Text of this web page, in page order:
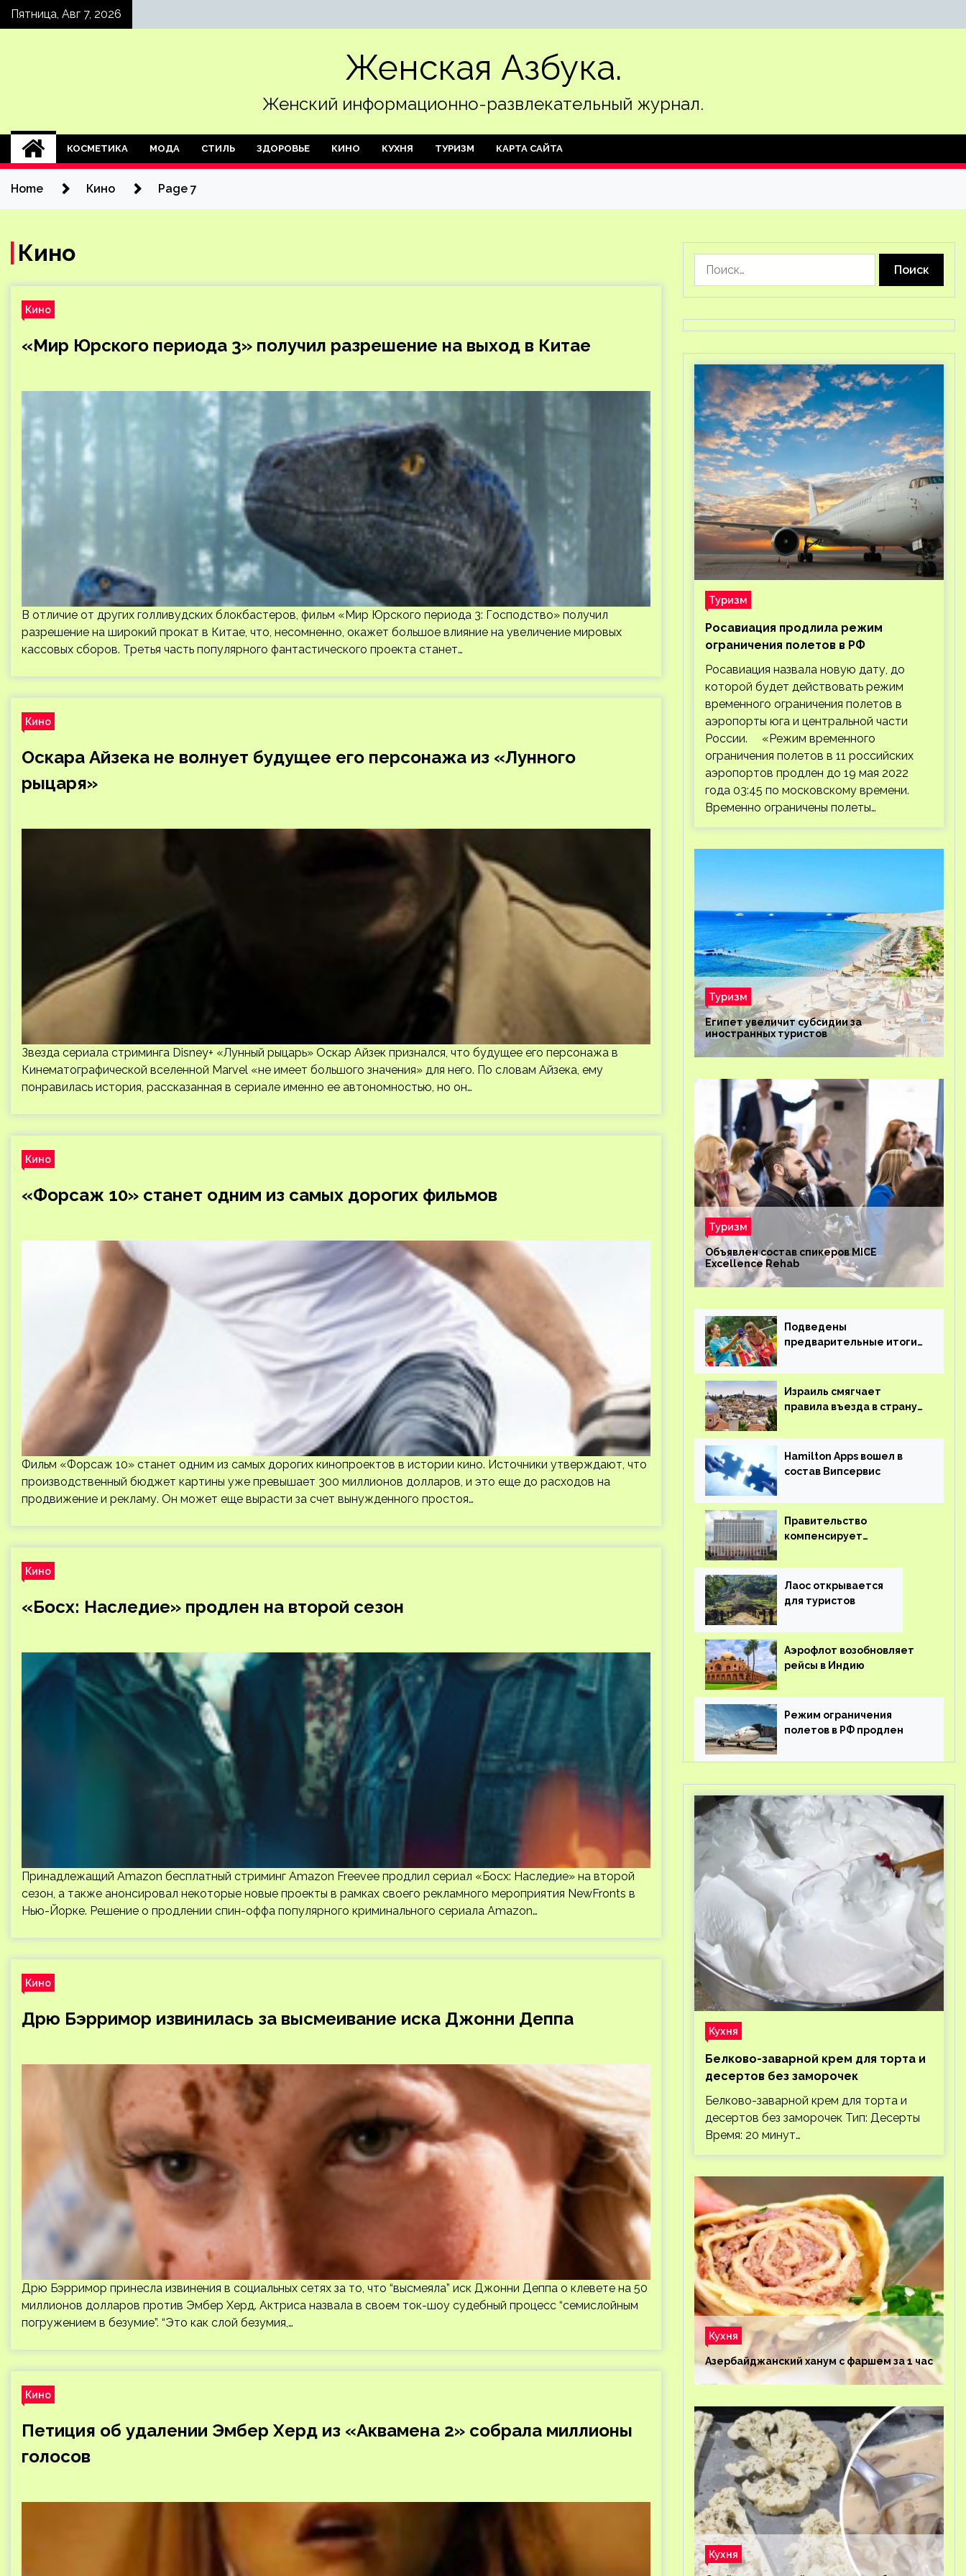
SkipПятница, Авг 7, 2026
Женская Азбука.
Женский информационно-развлекательный журнал.
КОСМЕТИКА МОДА СТИЛЬ ЗДОРОВЬЕ КИНО КУХНЯ ТУРИЗМ КАРТА САЙТА
Home Кино Page 7
Кино
Кино
«Мир Юрского периода 3» получил разрешение на выход в Китае
В отличие от других голливудских блокбастеров, фильм «Мир Юрского периода 3: Господство» получил
разрешение на широкий прокат в Китае, что, несомненно, окажет большое влияние на увеличение мировых
кассовых сборов. Третья часть популярного фантастического проекта станет…
Кино
Оскара Айзека не волнует будущее его персонажа из «Лунного
рыцаря»
Звезда сериала стриминга Disney+ «Лунный рыцарь» Оскар Айзек признался, что будущее его персонажа в
Кинематографической вселенной Marvel «не имеет большого значения» для него. По словам Айзека, ему
понравилась история, рассказанная в сериале именно ее автономностью, но он…
Кино
«Форсаж 10» станет одним из самых дорогих фильмов
Фильм «Форсаж 10» станет одним из самых дорогих кинопроектов в истории кино. Источники утверждают, что
производственный бюджет картины уже превышает 300 миллионов долларов, и это еще до расходов на
продвижение и рекламу. Он может еще вырасти за счет вынужденного простоя…
Кино
«Босх: Наследие» продлен на второй сезон
Принадлежащий Amazon бесплатный стриминг Amazon Freevee продлил сериал «Босх: Наследие» на второй
сезон, а также анонсировал некоторые новые проекты в рамках своего рекламного мероприятия NewFronts в
Нью-Йорке. Решение о продлении спин-оффа популярного криминального сериала Amazon…
Кино
Дрю Бэрримор извинилась за высмеивание иска Джонни Деппа
Дрю Бэрримор принесла извинения в социальных сетях за то, что “высмеяла” иск Джонни Деппа о клевете на 50
миллионов долларов против Эмбер Херд. Актриса назвала в своем ток-шоу судебный процесс “семислойным
погружением в безумие”. “Это как слой безумия,…
Кино
Петиция об удалении Эмбер Херд из «Аквамена 2» собрала миллионы
голосов
Туризм
Росавиация продлила режим
ограничения полетов в РФ
Росавиация назвала новую дату, до
которой будет действовать режим
временного ограничения полетов в
аэропорты юга и центральной части
России. «Режим временного
ограничения полетов в 11 российских
аэропортов продлен до 19 мая 2022
года 03:45 по московскому времени.
Временно ограничены полеты…
Туризм
Египет увеличит субсидии за
иностранных туристов
Туризм
Объявлен состав спикеров MICE
Excellence Rehab
Подведены
предварительные итоги
Израиль смягчает
правила въезда в страну
Hamilton Apps вошел в
состав Випсервис
Правительство
компенсирует
на вывоз россиян из-за
рубежа
Лаос открывается
для туристов
Аэрофлот возобновляет
рейсы в Индию
Режим ограничения
полетов в РФ продлен
Кухня
Белково-заварной крем для торта и
десертов без заморочек
Белково-заварной крем для торта и
десертов без заморочек Тип: Десерты
Время: 20 минут…
Кухня
Азербайджанский ханум с фаршем за 1 час
Кухня